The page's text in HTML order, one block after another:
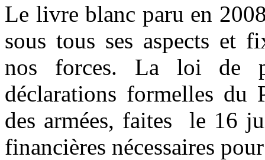
Le livre blanc paru en
sous tous ses aspects et
nos forces. La loi de
déclarations formelles du
des armées, faites le 16
financières nécessaires